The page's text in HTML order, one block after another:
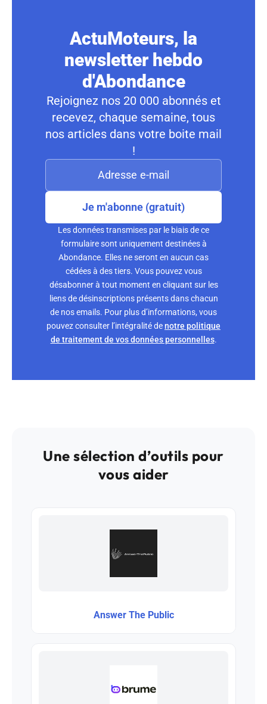
ActuMoteurs, la
newsletter hebdo
d'Abondance
Rejoignez nos 20 000 abonnés et
recevez, chaque semaine, tous
nos articles dans votre boite mail
!
Je m'abonne (gratuit)
Les données transmises par le biais de ce
formulaire sont uniquement destinées à
Abondance. Elles ne seront en aucun cas
cédées à des tiers. Vous pouvez vous
désabonner à tout moment en cliquant sur les
liens de désinscriptions présents dans chacun
de nos emails. Pour plus d’informations, vous
pouvez consulter l’intégralité denotre politique
de traitement de vos données personnelles.
Une sélection d’outils pour
vous aider
Answer The Public